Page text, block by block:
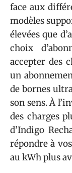
face aux
modèles
élevées que
choix
accepter des
un
de bornes
son sens. À
des charges
d’Indigo
répondre à
au kWh plus